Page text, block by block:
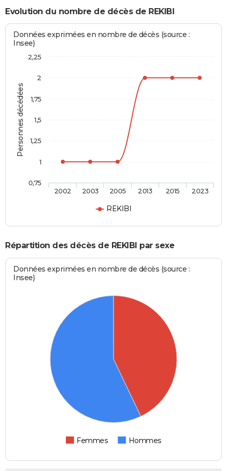
Evolution du nombre de décès de REKIBI
Personnes décédées
Données exprimées en nombre de décès (source :
Insee)
REKIBI
2002 2003 2005 2013 2015 2023
0,75
1
1,25
1,5
1,75
2
2,25
Répartition des décès de REKIBI par sexe
Données exprimées en nombre de décès (source :
Insee)
Femmes Hommes